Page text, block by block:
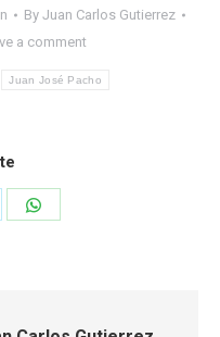
By Juan Carlos Gutierrez
a comment
Juan José Pacho